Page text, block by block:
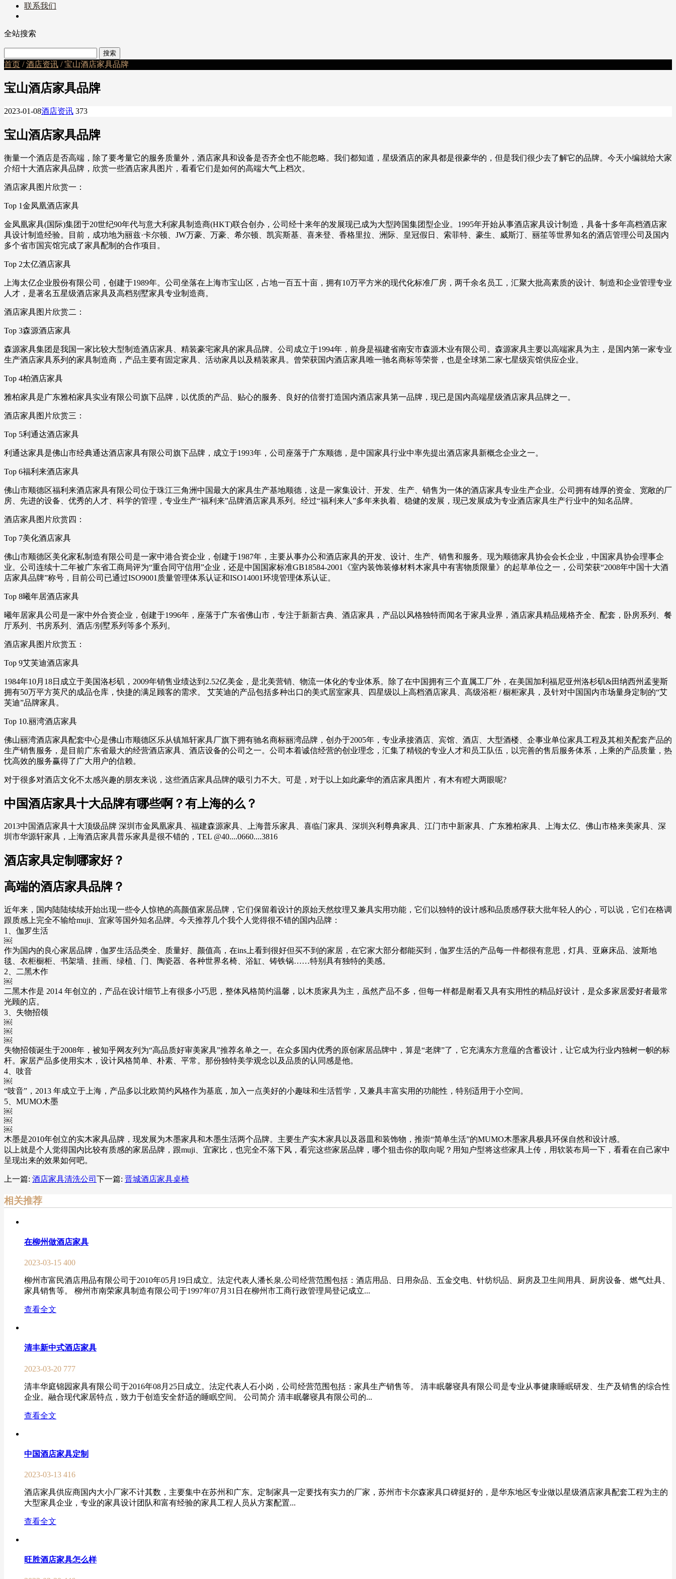
联系我们
全站搜索
首页 /酒店资讯 / 宝山酒店家具品牌
宝山酒店家具品牌
2023-01-08酒店资讯 373
宝山酒店家具品牌
衡量一个酒店是否高端，除了要考量它的服务质量外，酒店家具和设备是否齐全也不能忽略。我们都知道，星级酒店的家具都是很豪华的，但是我们很少去了解它的品牌。今天小编就给大家
介绍十大酒店家具品牌，欣赏一些酒店家具图片，看看它们是如何的高端大气上档次。
酒店家具图片欣赏一：
Top 1金凤凰酒店家具
金凤凰家具(国际)集团于20世纪90年代与意大利家具制造商(HKT)联合创办，公司经十来年的发展现已成为大型跨国集团型企业。1995年开始从事酒店家具设计制造，具备十多年高档酒店家
具设计制造经验。目前，成功地为丽兹·卡尔顿、JW万豪、万豪、希尔顿、凯宾斯基、喜来登、香格里拉、洲际、皇冠假日、索菲特、豪生、威斯汀、丽笙等世界知名的酒店管理公司及国内
多个省市国宾馆完成了家具配制的合作项目。
Top 2太亿酒店家具
上海太亿企业股份有限公司，创建于1989年。公司坐落在上海市宝山区，占地一百五十亩，拥有10万平方米的现代化标准厂房，两千余名员工，汇聚大批高素质的设计、制造和企业管理专业
人才，是著名五星级酒店家具及高档别墅家具专业制造商。
酒店家具图片欣赏二：
Top 3森源酒店家具
森源家具集团是我国一家比较大型制造酒店家具、精装豪宅家具的家具品牌。公司成立于1994年，前身是福建省南安市森源木业有限公司。森源家具主要以高端家具为主，是国内第一家专业
生产酒店家具系列的家具制造商，产品主要有固定家具、活动家具以及精装家具。曾荣获国内酒店家具唯一驰名商标等荣誉，也是全球第二家七星级宾馆供应企业。
Top 4柏酒店家具
雅柏家具是广东雅柏家具实业有限公司旗下品牌，以优质的产品、贴心的服务、良好的信誉打造国内酒店家具第一品牌，现已是国内高端星级酒店家具品牌之一。
酒店家具图片欣赏三：
Top 5利通达酒店家具
利通达家具是佛山市经典通达酒店家具有限公司旗下品牌，成立于1993年，公司座落于广东顺德，是中国家具行业中率先提出酒店家具新概念企业之一。
Top 6福利来酒店家具
佛山市顺德区福利来酒店家具有限公司位于珠江三角洲中国最大的家具生产基地顺德，这是一家集设计、开发、生产、销售为一体的酒店家具专业生产企业。公司拥有雄厚的资金、宽敞的厂
房、先进的设备、优秀的人才、科学的管理，专业生产“福利来”品牌酒店家具系列。经过“福利来人”多年来执着、稳健的发展，现已发展成为专业酒店家具生产行业中的知名品牌。
酒店家具图片欣赏四：
Top 7美化酒店家具
佛山市顺德区美化家私制造有限公司是一家中港合资企业，创建于1987年，主要从事办公和酒店家具的开发、设计、生产、销售和服务。现为顺德家具协会会长企业，中国家具协会理事企
业。公司连续十二年被广东省工商局评为“重合同守信用”企业，还是中国国家标准GB18584-2001《室内装饰装修材料木家具中有害物质限量》的起草单位之一，公司荣获“2008年中国十大酒
店家具品牌”称号，目前公司已通过ISO9001质量管理体系认证和ISO14001环境管理体系认证。
Top 8曦年居酒店家具
曦年居家具公司是一家中外合资企业，创建于1996年，座落于广东省佛山市，专注于新新古典、酒店家具，产品以风格独特而闻名于家具业界，酒店家具精品规格齐全、配套，卧房系列、餐
厅系列、书房系列、酒店/别墅系列等多个系列。
酒店家具图片欣赏五：
Top 9艾芙迪酒店家具
1984年10月18日成立于美国洛杉矶，2009年销售业绩达到2.52亿美金，是北美营销、物流一体化的专业体系。除了在中国拥有三个直属工厂外，在美国加利福尼亚州洛杉矶&田纳西州孟斐斯
拥有50万平方英尺的成品仓库，快捷的满足顾客的需求。 艾芙迪的产品包括多种出口的美式居室家具、四星级以上高档酒店家具、高级浴柜 / 橱柜家具，及针对中国国内市场量身定制的“艾
芙迪”品牌家具。
Top 10.丽湾酒店家具
佛山丽湾酒店家具配套中心是佛山市顺德区乐从镇旭轩家具厂旗下拥有驰名商标丽湾品牌，创办于2005年，专业承接酒店、宾馆、酒店、大型酒楼、企事业单位家具工程及其相关配套产品的
生产销售服务，是目前广东省最大的经营酒店家具、酒店设备的公司之一。公司本着诚信经营的创业理念，汇集了精锐的专业人才和员工队伍，以完善的售后服务体系，上乘的产品质量，热
忱高效的服务赢得了广大用户的信赖。
对于很多对酒店文化不太感兴趣的朋友来说，这些酒店家具品牌的吸引力不大。可是，对于以上如此豪华的酒店家具图片，有木有瞪大两眼呢?
中国酒店家具十大品牌有哪些啊？有上海的么？
2013中国酒店家具十大顶级品牌 深圳市金凤凰家具、福建森源家具、上海普乐家具、喜临门家具、深圳兴利尊典家具、江门市中新家具、广东雅柏家具、上海太亿、佛山市格来美家具、深
圳市华源轩家具，上海酒店家具普乐家具是很不错的，TEL @40....0660....3816
酒店家具定制哪家好？
高端的酒店家具品牌？
近年来，国内陆陆续续开始出现一些令人惊艳的高颜值家居品牌，它们保留着设计的原始天然纹理又兼具实用功能，它们以独特的设计感和品质感俘获大批年轻人的心，可以说，它们在格调
跟质感上完全不输给muji、宜家等国外知名品牌。今天推荐几个我个人觉得很不错的国内品牌：
1、伽罗生活
￼
作为国内的良心家居品牌，伽罗生活品类全、质量好、颜值高，在ins上看到很好但买不到的家居，在它家大部分都能买到，伽罗生活的产品每一件都很有意思，灯具、亚麻床品、波斯地
毯、衣柜橱柜、书架墙、挂画、绿植、门、陶瓷器、各种世界名椅、浴缸、铸铁锅……特别具有独特的美感。
2、二黑木作
￼
二黑木作是 2014 年创立的，产品在设计细节上有很多小巧思，整体风格简约温馨，以木质家具为主，虽然产品不多，但每一样都是耐看又具有实用性的精品好设计，是众多家居爱好者最常
光顾的店。
3、失物招领
￼
￼
￼
失物招领诞生于2008年，被知乎网友列为“高品质好审美家具”推荐名单之一。在众多国内优秀的原创家居品牌中，算是“老牌”了，它充满东方意蕴的含蓄设计，让它成为行业内独树一帜的标
杆。家居产品多使用实木，设计风格简单、朴素、平常。那份独特美学观念以及品质的认同感是他。
4、吱音
￼
“吱音”，2013 年成立于上海，产品多以北欧简约风格作为基底，加入一点美好的小趣味和生活哲学，又兼具丰富实用的功能性，特别适用于小空间。
5、MUMO木墨
￼
￼
￼
木墨是2010年创立的实木家具品牌，现发展为木墨家具和木墨生活两个品牌。主要生产实木家具以及器皿和装饰物，推崇“简单生活”的MUMO木墨家具极具环保自然和设计感。
以上就是个人觉得国内比较有质感的家居品牌，跟muji、宜家比，也完全不落下风，看完这些家居品牌，哪个狙击你的取向呢？用知户型将这些家具上传，用软装布局一下，看看在自己家中
呈现出来的效果如何吧。
上一篇: 酒店家具清洗公司 下一篇: 晋城酒店家具桌椅
相关推荐
在柳州做酒店家具
2023-03-15 400
柳州市富民酒店用品有限公司于2010年05月19日成立。法定代表人潘长泉,公司经营范围包括：酒店用品、日用杂品、五金交电、针纺织品、厨房及卫生间用具、厨房设备、燃气灶具、
家具销售等。 柳州市南荣家具制造有限公司于1997年07月31日在柳州市工商行政管理局登记成立...
查看全文
清丰新中式酒店家具
2023-03-20 777
清丰华庭锦园家具有限公司于2016年08月25日成立。法定代表人石小岗，公司经营范围包括：家具生产销售等。 清丰眠馨寝具有限公司是专业从事健康睡眠研发、生产及销售的综合性
企业。融合现代家居特点，致力于创造安全舒适的睡眠空间。 公司简介 清丰眠馨寝具有限公司的...
查看全文
中国酒店家具定制
2023-03-13 416
酒店家具供应商国内大小厂家不计其数，主要集中在苏州和广东。定制家具一定要找有实力的厂家，苏州市卡尔森家具口碑挺好的，是华东地区专业做以星级酒店家具配套工程为主的
大型家具企业，专业的家具设计团队和富有经验的家具工程人员从方案配置...
查看全文
旺胜酒店家具怎么样